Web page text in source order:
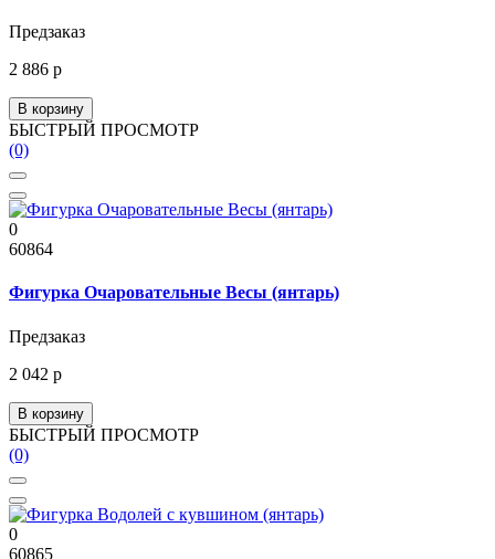
Предзаказ
2 886 р
В корзину
БЫСТРЫЙ ПРОСМОТР
(0)
0
60864
Фигурка Очаровательные Весы (янтарь)
Предзаказ
2 042 р
В корзину
БЫСТРЫЙ ПРОСМОТР
(0)
0
60865